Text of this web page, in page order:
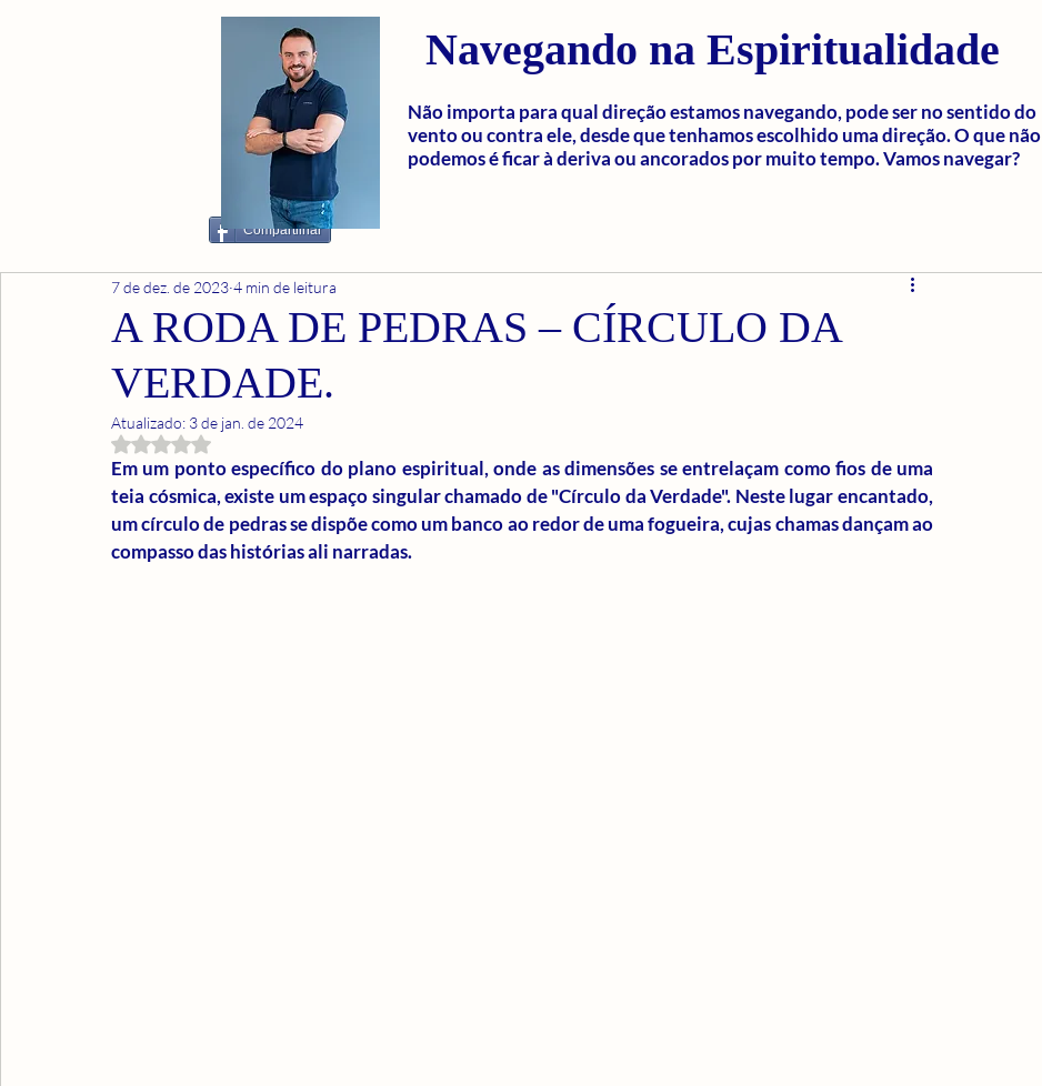
Navegando na Espiritualidade
Não importa para qual direção estamos navegando, pode ser no sentido do
vento ou contra ele, desde que tenhamos escolhido uma direção. O que não
podemos é ficar à deriva ou ancorados por muito tempo. Vamos navegar?
Compartilhar
A RODA DE PEDRAS – CÍRCULO DA
VERDADE.
7 de dez. de 2023 4 min de leitura
Atualizado: 3 de jan. de 2024
Avaliado com NaN de 5 estrelas.
Em um ponto específico do plano espiritual, onde as dimensões se entrelaçam como fios de uma
teia cósmica, existe um espaço singular chamado de "Círculo da Verdade". Neste lugar encantado,
um círculo de pedras se dispõe como um banco ao redor de uma fogueira, cujas chamas dançam ao
compasso das histórias ali narradas.